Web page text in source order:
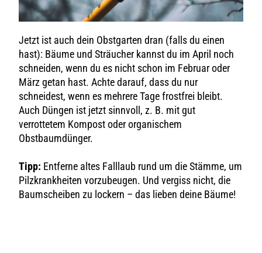
Jetzt ist auch dein Obstgarten dran (falls du einen
hast): Bäume und Sträucher kannst du im April noch
schneiden, wenn du es nicht schon im Februar oder
März getan hast. Achte darauf, dass du nur
schneidest, wenn es mehrere Tage frostfrei bleibt.
Auch Düngen ist jetzt sinnvoll, z. B. mit gut
verrottetem Kompost oder organischem
Obstbaumdünger.
Tipp: Entferne altes Falllaub rund um die Stämme, um
Pilzkrankheiten vorzubeugen. Und vergiss nicht, die
Baumscheiben zu lockern – das lieben deine Bäume!